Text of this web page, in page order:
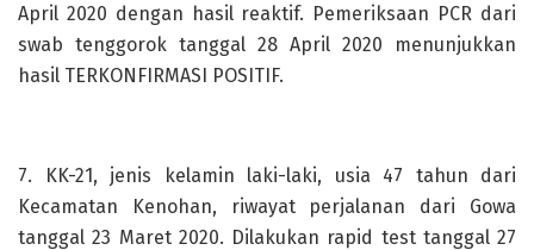
April 2020 dengan hasil reaktif. Pemeriksaan PCR dari
swab tenggorok tanggal 28 April 2020 menunjukkan
hasil TERKONFIRMASI POSITIF.
7. KK-21, jenis kelamin laki-laki, usia 47 tahun dari
Kecamatan Kenohan, riwayat perjalanan dari Gowa
tanggal 23 Maret 2020. Dilakukan rapid test tanggal 27